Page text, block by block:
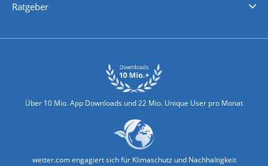
Ratgeber
Über 10 Mio. App Downloads und 22 Mio. Unique User pro Monat
wetter.com engagiert sich für Klimaschutz und Nachhaltigkeit